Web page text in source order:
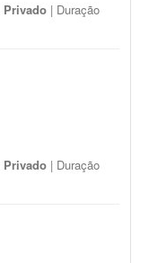
Privado | Duração
Privado | Duração